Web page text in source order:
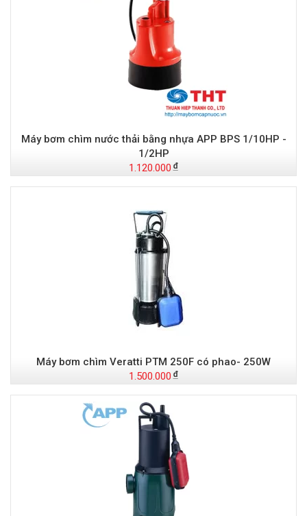
Máy bơm chìm nước thải bằng nhựa APP BPS 1/10HP -
1/2HP
1.120.000
Máy bơm chìm Veratti PTM 250F có phao- 250W
1.500.000